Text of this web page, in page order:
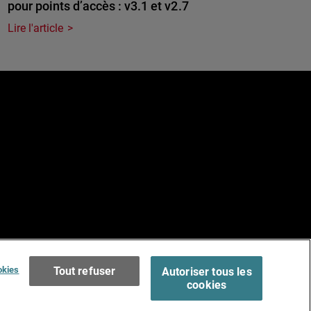
pour points d’accès : v3.1 et v2.7
Lire l'article
of Use >Tout refuser
Autoriser tous les
cookies